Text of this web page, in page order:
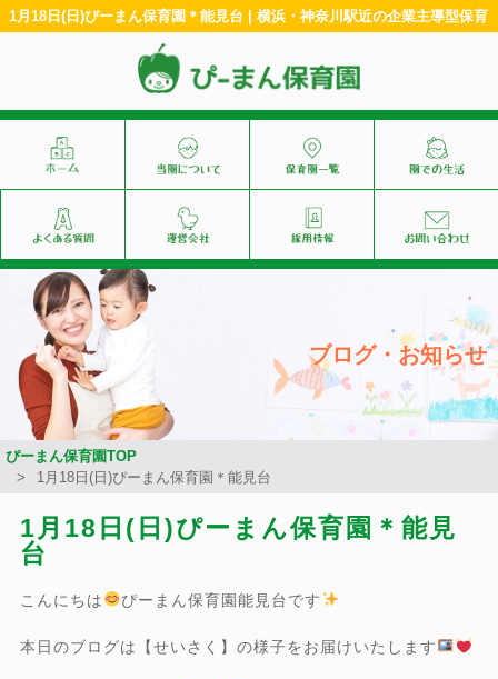
1月18日(日)ぴーまん保育園＊能見台 | 横浜・神奈川駅近の企業主導型保育
ブログ・お知らせ
ぴーまん保育園TOP
1月18日(日)ぴーまん保育園＊能見台
1月18日(日)ぴーまん保育園＊能見
台
こんにちは ぴーまん保育園能見台です
本日のブログは【せいさく】の様子をお届けいたします